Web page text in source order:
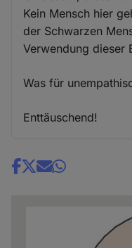
Kein Mensch hier
der Schwarzen
Verwendung dieser
Was für
Enttäuschend!
Share